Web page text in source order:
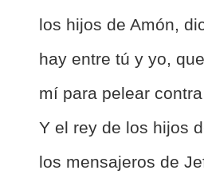
los hijos de Amón,
hay entre tú y yo,
mí para pelear
Y el rey de los hijos
los mensajeros de